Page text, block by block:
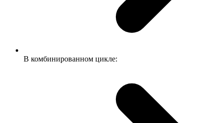
В комбинированном цикле: